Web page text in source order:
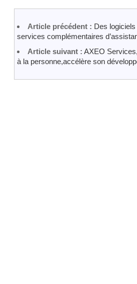
Article précédent : Des
services complémentaires
Article suivant : AXEO
à la personne,accélère son